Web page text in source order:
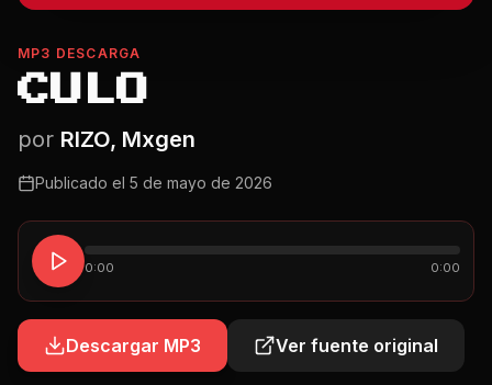
MP3 DESCARGA
CULO
por RIZO, Mxgen
Publicado el 5 de mayo de 2026
0:00 0:00
Descargar MP3 Ver fuente original